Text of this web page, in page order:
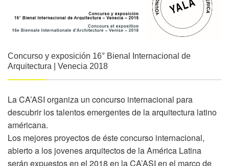
Concurso y exposición 16° Bienal Internacional de
Arquitectura | Venecia 2018
La CA’ASI organiza un concurso internacional para
descubrir los talentos emergentes de la arquitectura latino
américana.
Los mejores proyectos de éste concurso internacional,
abierto a los jovenes arquitectos de la América Latina
serán expuestos en el 2018 en la CA’ASI en el marco de